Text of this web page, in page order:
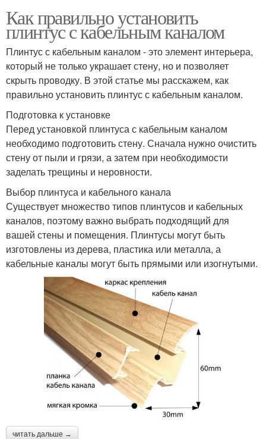
Как правильно установить
плинтус с кабельным каналом
Плинтус с кабельным каналом - это элемент интерьера,
который не только украшает стену, но и позволяет
скрыть проводку. В этой статье мы расскажем, как
правильно установить плинтус с кабельным каналом.
Подготовка к установке
Перед установкой плинтуса с кабельным каналом
необходимо подготовить стену. Сначала нужно очистить
стену от пыли и грязи, а затем при необходимости
заделать трещины и неровности.
Выбор плинтуса и кабельного канала
Существует множество типов плинтусов и кабельных
каналов, поэтому важно выбрать подходящий для
вашей стены и помещения. Плинтусы могут быть
изготовлены из дерева, пластика или металла, а
кабельные каналы могут быть прямыми или изогнутыми.
читать дальше →